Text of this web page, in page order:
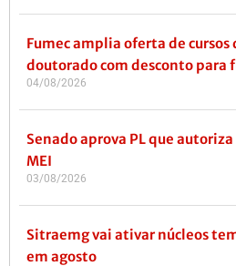
Fumec amplia oferta de cursos
doutorado com desconto para
04/08/2026
Senado aprova PL que
MEI
03/08/2026
Sitraemg vai ativar núcleos
em agosto